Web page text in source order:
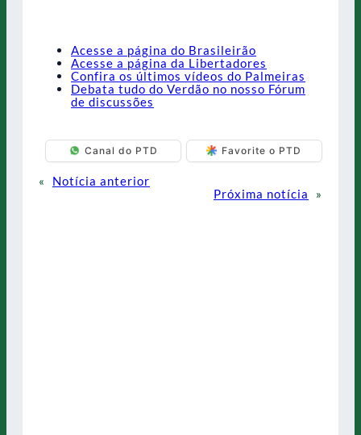
Acesse a página do Brasileirão
Acesse a página da Libertadores
Confira os últimos vídeos do Palmeiras
Debata tudo do Verdão no nosso Fórum
de discussões
Canal do PTD Favorite o PTD
«
Notícia anterior
Próxima notícia
»